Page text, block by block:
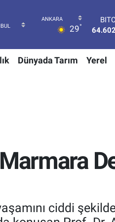
29°
Dünyada Tarım Yerel
ciddi